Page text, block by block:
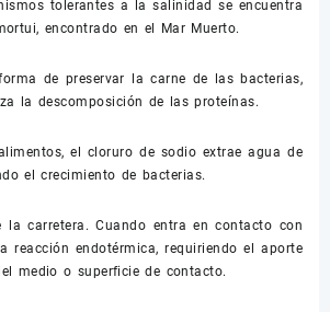
tolerantes a la salinidad se encuentra
encontrado en el Mar Muerto.
de preservar la carne de las bacterias,
la descomposición de las proteínas.
el cloruro de sodio extrae agua de
el crecimiento de bacterias.
la carretera. Cuando entra en contacto con
reacción endotérmica, requiriendo el aporte
medio o superficie de contacto.